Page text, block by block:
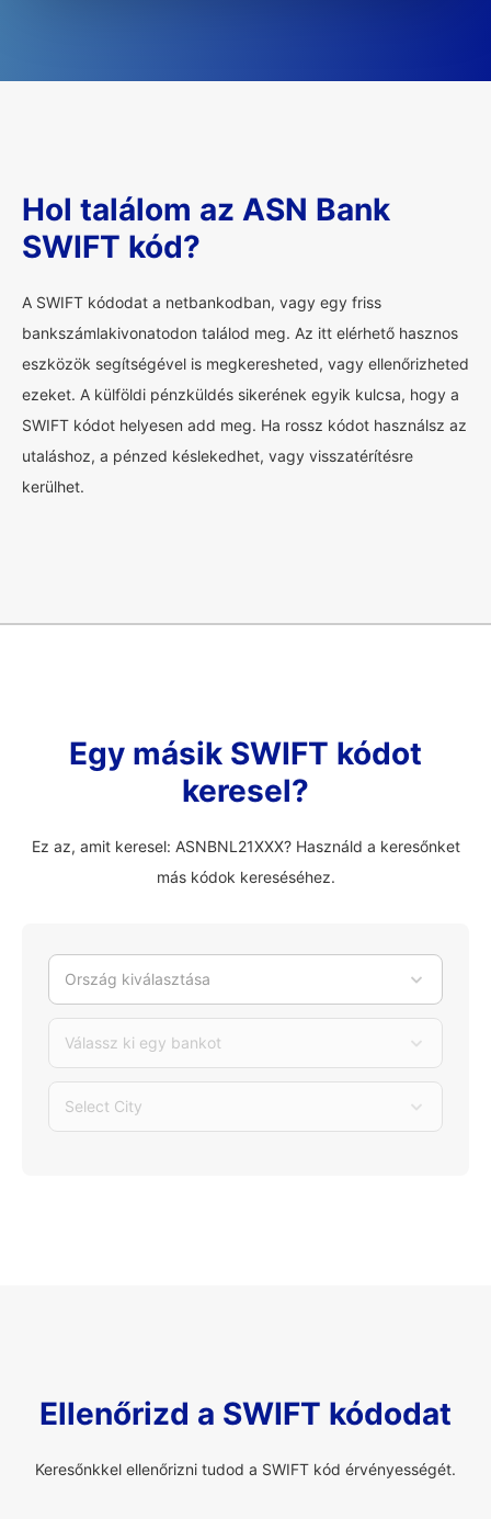
Hol találom az ASN Bank
SWIFT kód?
A SWIFT kódodat a netbankodban, vagy egy friss
bankszámlakivonatodon találod meg. Az itt elérhető hasznos
eszközök segítségével is megkeresheted, vagy ellenőrizheted
ezeket. A külföldi pénzküldés sikerének egyik kulcsa, hogy a
SWIFT kódot helyesen add meg. Ha rossz kódot használsz az
utaláshoz, a pénzed késlekedhet, vagy visszatérítésre
kerülhet.
Egy másik SWIFT kódot
keresel?
Ez az, amit keresel: ASNBNL21XXX? Használd a keresőnket
más kódok kereséséhez.
Ország kiválasztása
Válassz ki egy bankot
Select City
Ellenőrizd a SWIFT kódodat
Keresőnkkel ellenőrizni tudod a SWIFT kód érvényességét.